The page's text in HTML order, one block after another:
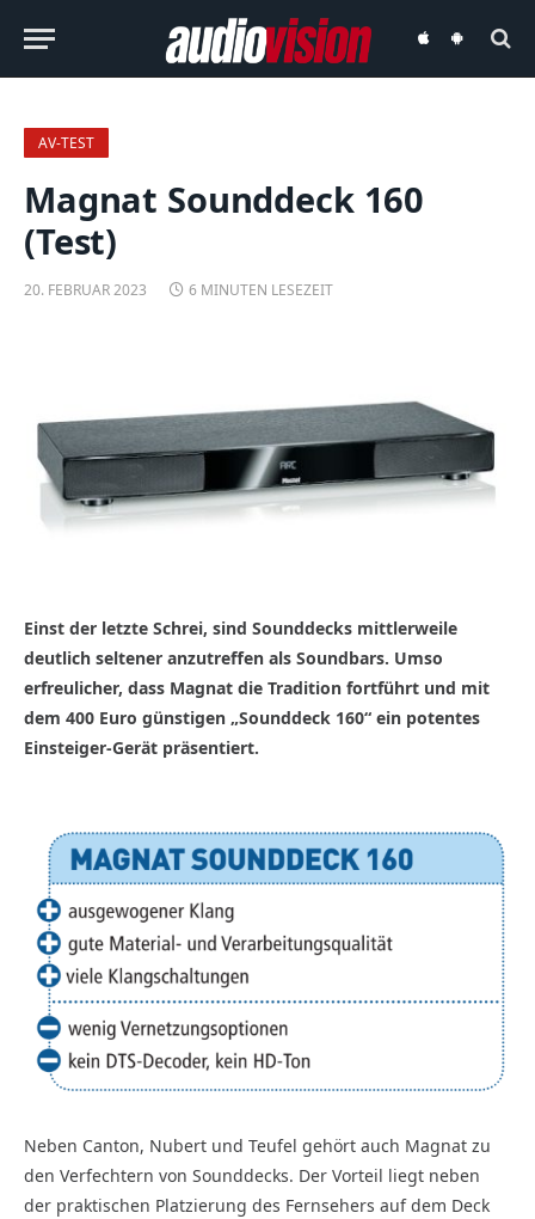
audiovisionaudiovision
AV-TEST
Magnat Sounddeck 160
(Test)
20. FEBRUAR 2023 6 MINUTEN LESEZEIT
Einst der letzte Schrei, sind Sounddecks mittlerweile
deutlich seltener anzutreffen als Soundbars. Umso
erfreulicher, dass Magnat die Tradition fortführt und mit
dem 400 Euro günstigen „Sounddeck 160“ ein potentes
Einsteiger-Gerät präsentiert.
Neben Canton, Nubert und Teufel gehört auch Magnat zu
den Verfechtern von Sounddecks. Der Vorteil liegt neben
der praktischen Platzierung des Fernsehers auf dem Deck